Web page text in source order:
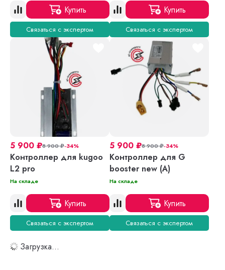
Купить
Связаться с экспертом
Купить
Связаться с экспертом
5 900 ₽8 900₽-34%
Контроллер для kugoo
L2 pro
На складе
Купить
Связаться с экспертом
5 900 ₽8 900₽-34%
Контроллер для G
booster new (A)
На складе
Купить
Связаться с экспертом
Загрузка...